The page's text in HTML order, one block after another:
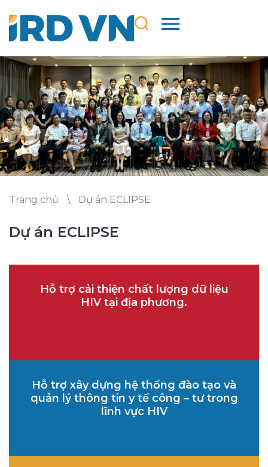
Trang chủ \ Dự án ECLIPSE
Dự án ECLIPSE
Hỗ trợ cải thiện chất lượng dữ liệu
HIV tại địa phương.
Hỗ trợ xây dựng hệ thống đào tạo và
quản lý thông tin y tế công – tư trong
lĩnh vực HIV